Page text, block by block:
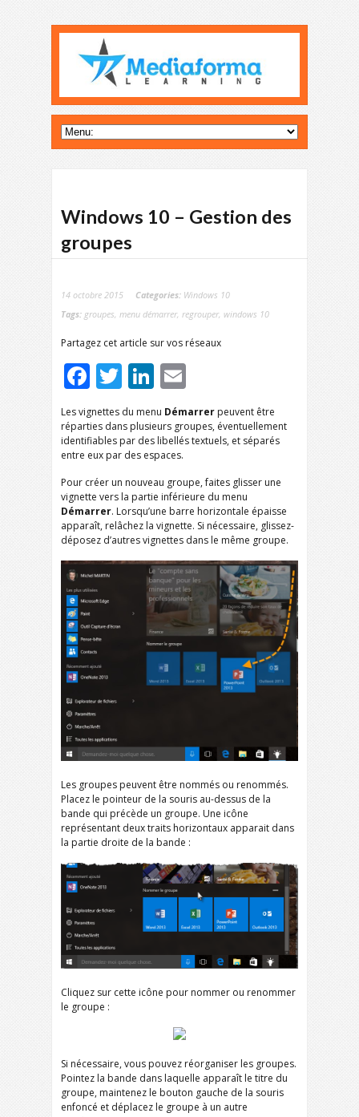
Windows 10 – Gestion des
groupes
14 octobre 2015 Categories: Windows 10
Tags: groupes, menu démarrer, regrouper, windows 10
Partagez cet article sur vos réseaux
Facebook
TwitterLinkedIn
Les vignettes du menu Démarrer peuvent être
réparties dans plusieurs groupes, éventuellement
identifiables par des libellés textuels, et séparés
entre eux par des espaces.
Pour créer un nouveau groupe, faites glisser une
vignette vers la partie inférieure du menu
Démarrer. Lorsqu’une barre horizontale épaisse
apparaît, relâchez la vignette. Si nécessaire, glissez-
déposez d’autres vignettes dans le même groupe.
Les groupes peuvent être nommés ou renommés.
Placez le pointeur de la souris au-dessus de la
bande qui précède un groupe. Une icône
représentant deux traits horizontaux apparait dans
la partie droite de la bande :
Cliquez sur cette icône pour nommer ou renommer
le groupe :
Si nécessaire, vous pouvez réorganiser les groupes.
Pointez la bande dans laquelle apparaît le titre du
groupe, maintenez le bouton gauche de la souris
enfoncé et déplacez le groupe à un autre